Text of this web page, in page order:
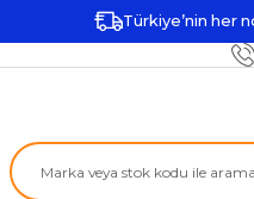
Türkiye’nin her